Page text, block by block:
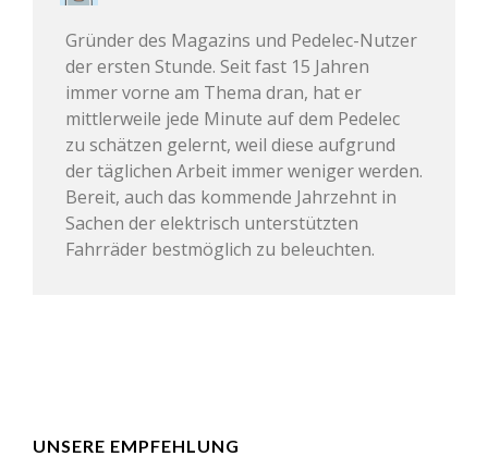
Gründer des Magazins und Pedelec-Nutzer
der ersten Stunde. Seit fast 15 Jahren
immer vorne am Thema dran, hat er
mittlerweile jede Minute auf dem Pedelec
zu schätzen gelernt, weil diese aufgrund
der täglichen Arbeit immer weniger werden.
Bereit, auch das kommende Jahrzehnt in
Sachen der elektrisch unterstützten
Fahrräder bestmöglich zu beleuchten.
UNSERE EMPFEHLUNG